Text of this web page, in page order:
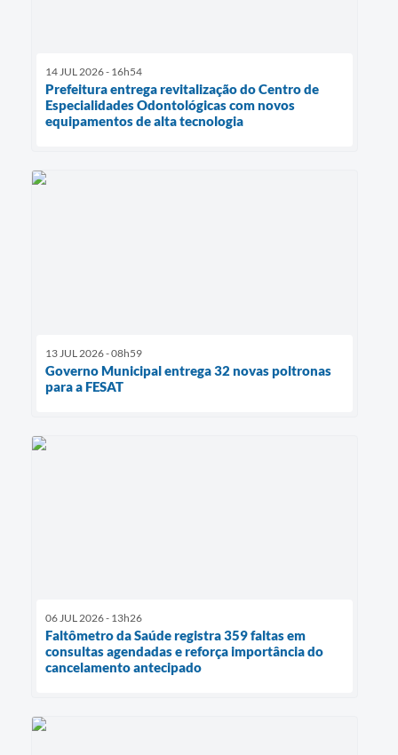
14 JUL 2026 - 16h54
Prefeitura entrega revitalização do Centro de
Especialidades Odontológicas com novos
equipamentos de alta tecnologia
13 JUL 2026 - 08h59
Governo Municipal entrega 32 novas poltronas
para a FESAT
06 JUL 2026 - 13h26
Faltômetro da Saúde registra 359 faltas em
consultas agendadas e reforça importância do
cancelamento antecipado